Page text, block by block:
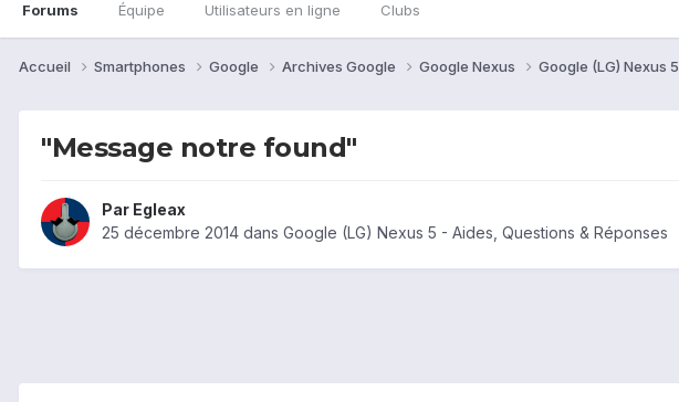
Forums Équipe Utilisateurs en ligne Clubs
Accueil Smartphones Google Archives Google Google Nexus Google (LG) Nexus 5
"Message notre found"
Par Egleax
25 décembre 2014 dans Google (LG) Nexus 5 - Aides, Questions & Réponses